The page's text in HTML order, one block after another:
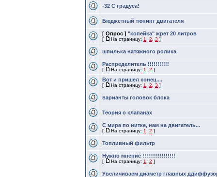
-32 С градуса!
Бюджетный тюнинг двигателя
[ Опрос ] "копейка" жрет 20 литров
[ На страницу: 1 2 3 ]
шпилька натяжного ролика
Распределитель !!!!!!!!!!!
[ На страницу: 1 2 ]
Вот и пришел конец....
[ На страницу: 1 2 3 ]
варианты головок блока
Теория о клапанах
С мира по нитке, нам на двигатель...
[ На страницу: 1 2 ]
Топливный фильтр
Нужно мнение !!!!!!!!!!!!!!!!!
[ На страницу: 1 2 ]
Увеличиваем диаметр главных